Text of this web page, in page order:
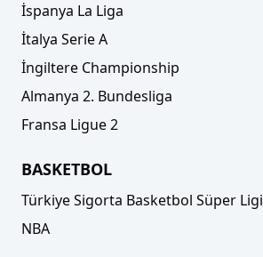
İspanya La Liga
İtalya Serie A
İngiltere Championship
Almanya 2. Bundesliga
Fransa Ligue 2
BASKETBOL
Türkiye Sigorta Basketbol Süper Ligi
NBA